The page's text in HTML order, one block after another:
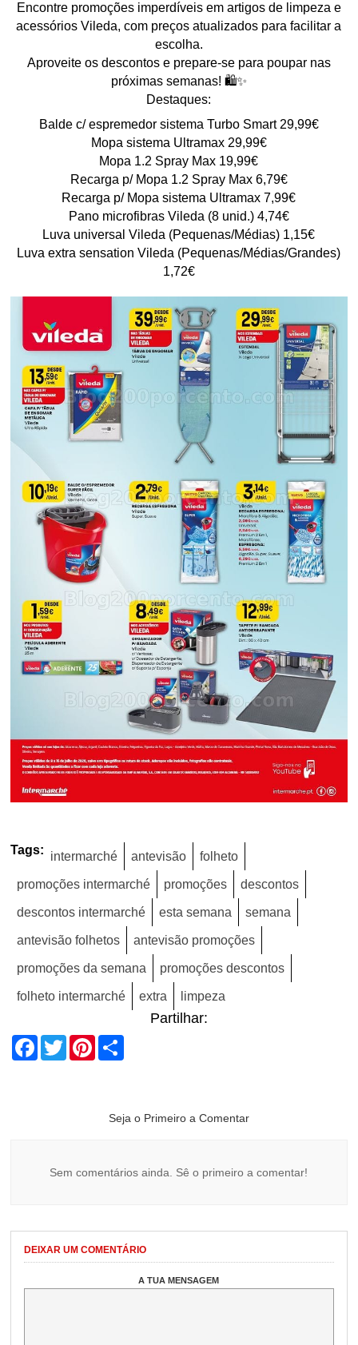
Encontre promoções imperdíveis em artigos de limpeza e
acessórios Vileda, com preços atualizados para facilitar a
escolha.
Aproveite os descontos e prepare-se para poupar nas
próximas semanas! 🛍️✨
Destaques:
Balde c/ espremedor sistema Turbo Smart 29,99€
Mopa sistema Ultramax 29,99€
Mopa 1.2 Spray Max 19,99€
Recarga p/ Mopa 1.2 Spray Max 6,79€
Recarga p/ Mopa sistema Ultramax 7,99€
Pano microfibras Vileda (8 unid.) 4,74€
Luva universal Vileda (Pequenas/Médias) 1,15€
Luva extra sensation Vileda (Pequenas/Médias/Grandes)
1,72€
Tags: intermarché antevisão folheto
promoções intermarché promoções descontos
descontos intermarché esta semana semana
antevisão folhetos antevisão promoções
promoções da semana promoções descontos
folheto intermarché extra limpeza
Partilhar:
Facebook
TwitterPinterest
Seja o Primeiro a Comentar
Sem comentários ainda. Sê o primeiro a comentar!
DEIXAR UM COMENTÁRIO
A TUA MENSAGEM